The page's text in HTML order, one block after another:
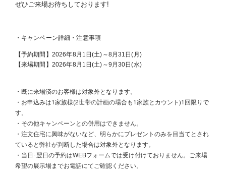
ぜひご来場お待ちしております!
・キャンペーン詳細・注意事項
【予約期間】2026年8月1日(土)～8月31日(月)
【来場期間】2026年8月1日(土)～9月30日(水)
・既に来場済のお客様は対象外となります。
・お申込みは1家族様(2世帯の計画の場合も1家族とカウント)1回限りで
す。
・その他キャンペーンとの併用はできません。
・注文住宅に興味がないなど、明らかにプレゼントのみを目当てとされ
ていると弊社が判断した場合は対象外となります。
・当日･翌日の予約はWEBフォームでは受け付けておりません。ご来場
希望の展示場までお電話にてご確認ください。